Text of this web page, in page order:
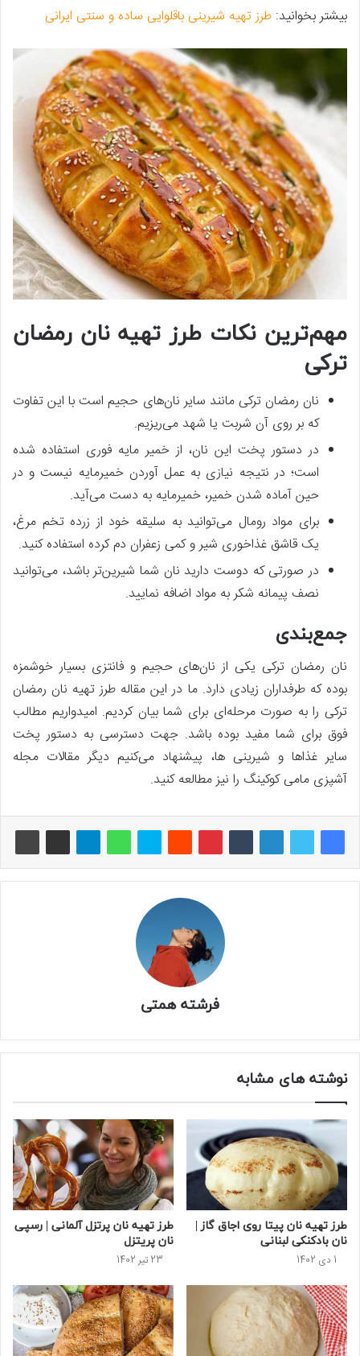
بیشتر بخوانید: طرز تهیه شیرینی باقلوایی ساده و سنتی ایرانی
مهم‌ترین نکات طرز تهیه نان رمضان
ترکی
نان رمضان ترکی مانند سایر نان‌های حجیم است با این تفاوت
که بر روی آن شربت یا شهد می‌ریزیم.
در دستور پخت این نان، از خمیر مایه فوری استفاده شده
است؛ در نتیجه نیازی به عمل آوردن خمیرمایه نیست و در
حین آماده شدن خمیر، خمیرمایه به دست می‌آید.
برای مواد رومال می‌توانید به سلیقه خود از زرده تخم مرغ،
یک قاشق غذاخوری شیر و کمی زعفران دم کرده استفاده کنید.
در صورتی که دوست دارید نان شما شیرین‌تر باشد، می‌توانید
نصف پیمانه شکر به مواد اضافه نمایید.
جمع‌بندی
نان رمضان ترکی یکی از نان‌های حجیم و فانتزی بسیار خوشمزه
بوده که طرفداران زیادی دارد. ما در این مقاله طرز تهیه نان رمضان
ترکی را به صورت مرحله‌ای برای شما بیان کردیم. امیدواریم مطالب
فوق برای شما مفید بوده باشد. جهت دسترسی به دستور پخت
سایر غذاها و شیرینی ها، پیشنهاد می‌کنیم دیگر مقالات مجله
آشپزی مامی کوکینگ را نیز مطالعه کنید.
فرشته همتی
نوشته های مشابه
طرز تهیه نان پیتا روی اجاق گاز |
نان بادکنکی لبنانی
1 دی 1402
طرز تهیه نان پرتزل آلمانی | رسپی
نان پریتزل
23 تیر 1402